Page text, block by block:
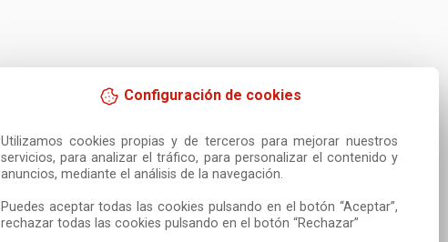
Configuración de cookies
Utilizamos cookies propias y de terceros para mejorar nuestros
servicios, para analizar el tráfico, para personalizar el contenido y
anuncios, mediante el análisis de la navegación.
Puedes aceptar todas las cookies pulsando en el botón “Aceptar”,
rechazar todas las cookies pulsando en el botón “Rechazar”